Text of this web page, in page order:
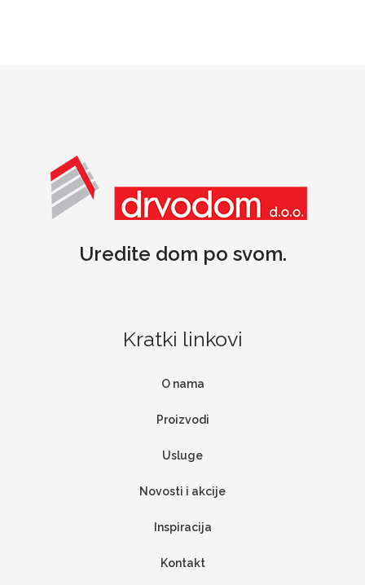
Uredite dom po svom.
Kratki linkovi
O nama
Proizvodi
Usluge
Novosti i akcije
Inspiracija
Kontakt